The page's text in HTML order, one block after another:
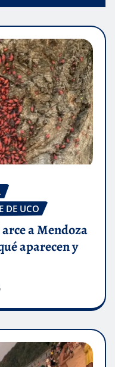
DE UCO
a Mendoza
aparecen y